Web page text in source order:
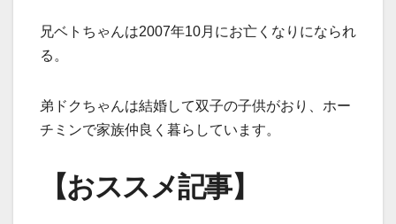
兄ベトちゃんは2007年10月にお亡くなりになられ
る。
弟ドクちゃんは結婚して双子の子供がおり、ホー
チミンで家族仲良く暮らしています。
【おススメ記事】